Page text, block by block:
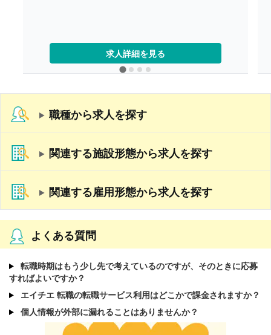
どちらかの支給
・資格手当（指定の研修を受け、資格を保持した
方）上限9,000円/月
・キャリアアップ手当 120,000円/年（年度末支
【賞与】年3回（計4.00ヶ月分）※前年度実績
【昇給】あり（年1回）
【退職金】あり※勤続2年以上
求人詳細を見る
職種から求人を探す
関連する施設形態から求人を探す
関連する雇用形態から求人を探す
よくある質問
転職時期はもう少し先で考えているのですが、そのときに応募
すればよいですか？
エイチエ 転職の転職サービス利用はどこかで課金されますか？
個人情報が外部に漏れることはありませんか？